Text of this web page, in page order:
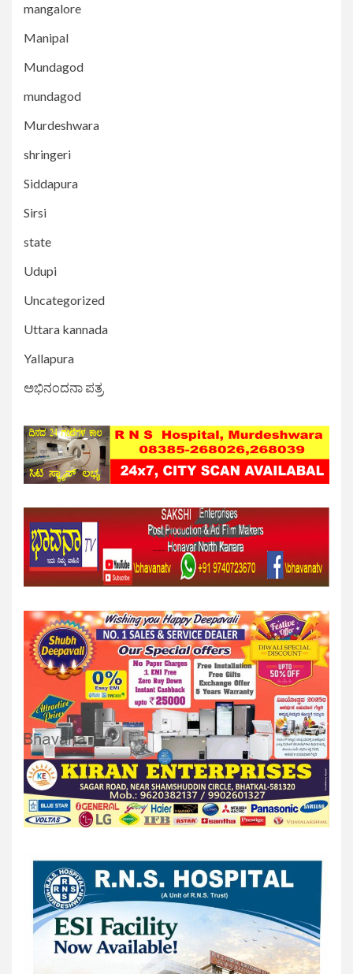
mangalore
Manipal
Mundagod
mundagod
Murdeshwara
shringeri
Siddapura
Sirsi
state
Udupi
Uncategorized
Uttara kannada
Yallapura
ಅಭಿನಂದನಾ ಪತ್ರ